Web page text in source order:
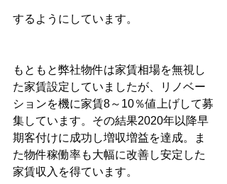
するようにしています。
もともと弊社物件は家賃相場を無視し
た家賃設定していましたが、リノベー
ションを機に家賃8～10％値上げして募
集しています。その結果2020年以降早
期客付けに成功し増収増益を達成。ま
た物件稼働率も大幅に改善し安定した
家賃収入を得ています。